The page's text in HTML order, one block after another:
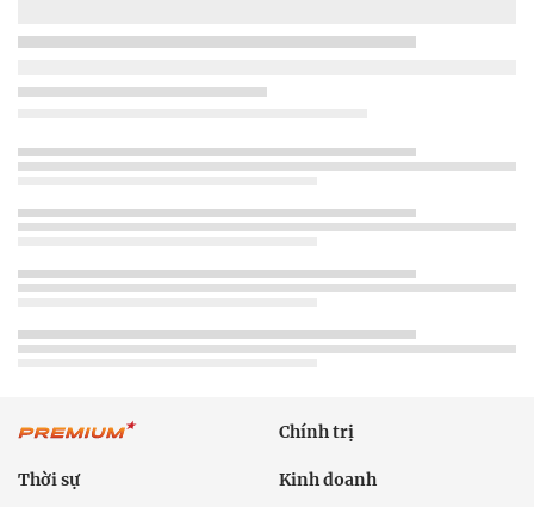
Chính trị
Thời sự Kinh doanh